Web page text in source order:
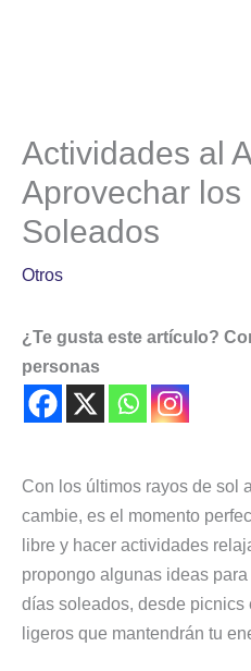
Actividades al
Aprovechar
Soleados
Otros
¿Te gusta este artículo?
personas
Con los últimos rayos de sol
cambie, es el momento
libre y hacer actividades
propongo algunas ideas
días soleados, desde picnics
ligeros que mantendrán tu